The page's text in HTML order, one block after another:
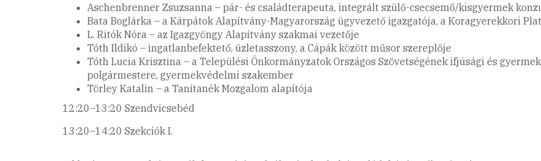
Aschenbrenner Zsuzsanna – pár- és családterapeuta, integrált szülő-csecsemő/kisgyermek
Bata Boglárka – a Kárpátok Alapítvány-Magyarország ügyvezető igazgatója, a Koragyerekkori
L. Ritók Nóra – az Igazgyöngy Alapítvány szakmai vezetője
Tóth Ildikó – ingatlanbefektető, üzletasszony, a Cápák között műsor szereplője
Tóth Lucia Krisztina – a Települési Önkormányzatok Országos Szövetségének ifjúsági és
polgármestere, gyermekvédelmi szakember
Törley Katalin – a Tanítanék Mozgalom alapítója
12:20–13:20 Szendvicsebéd
13:20–14:20 Szekciók I.